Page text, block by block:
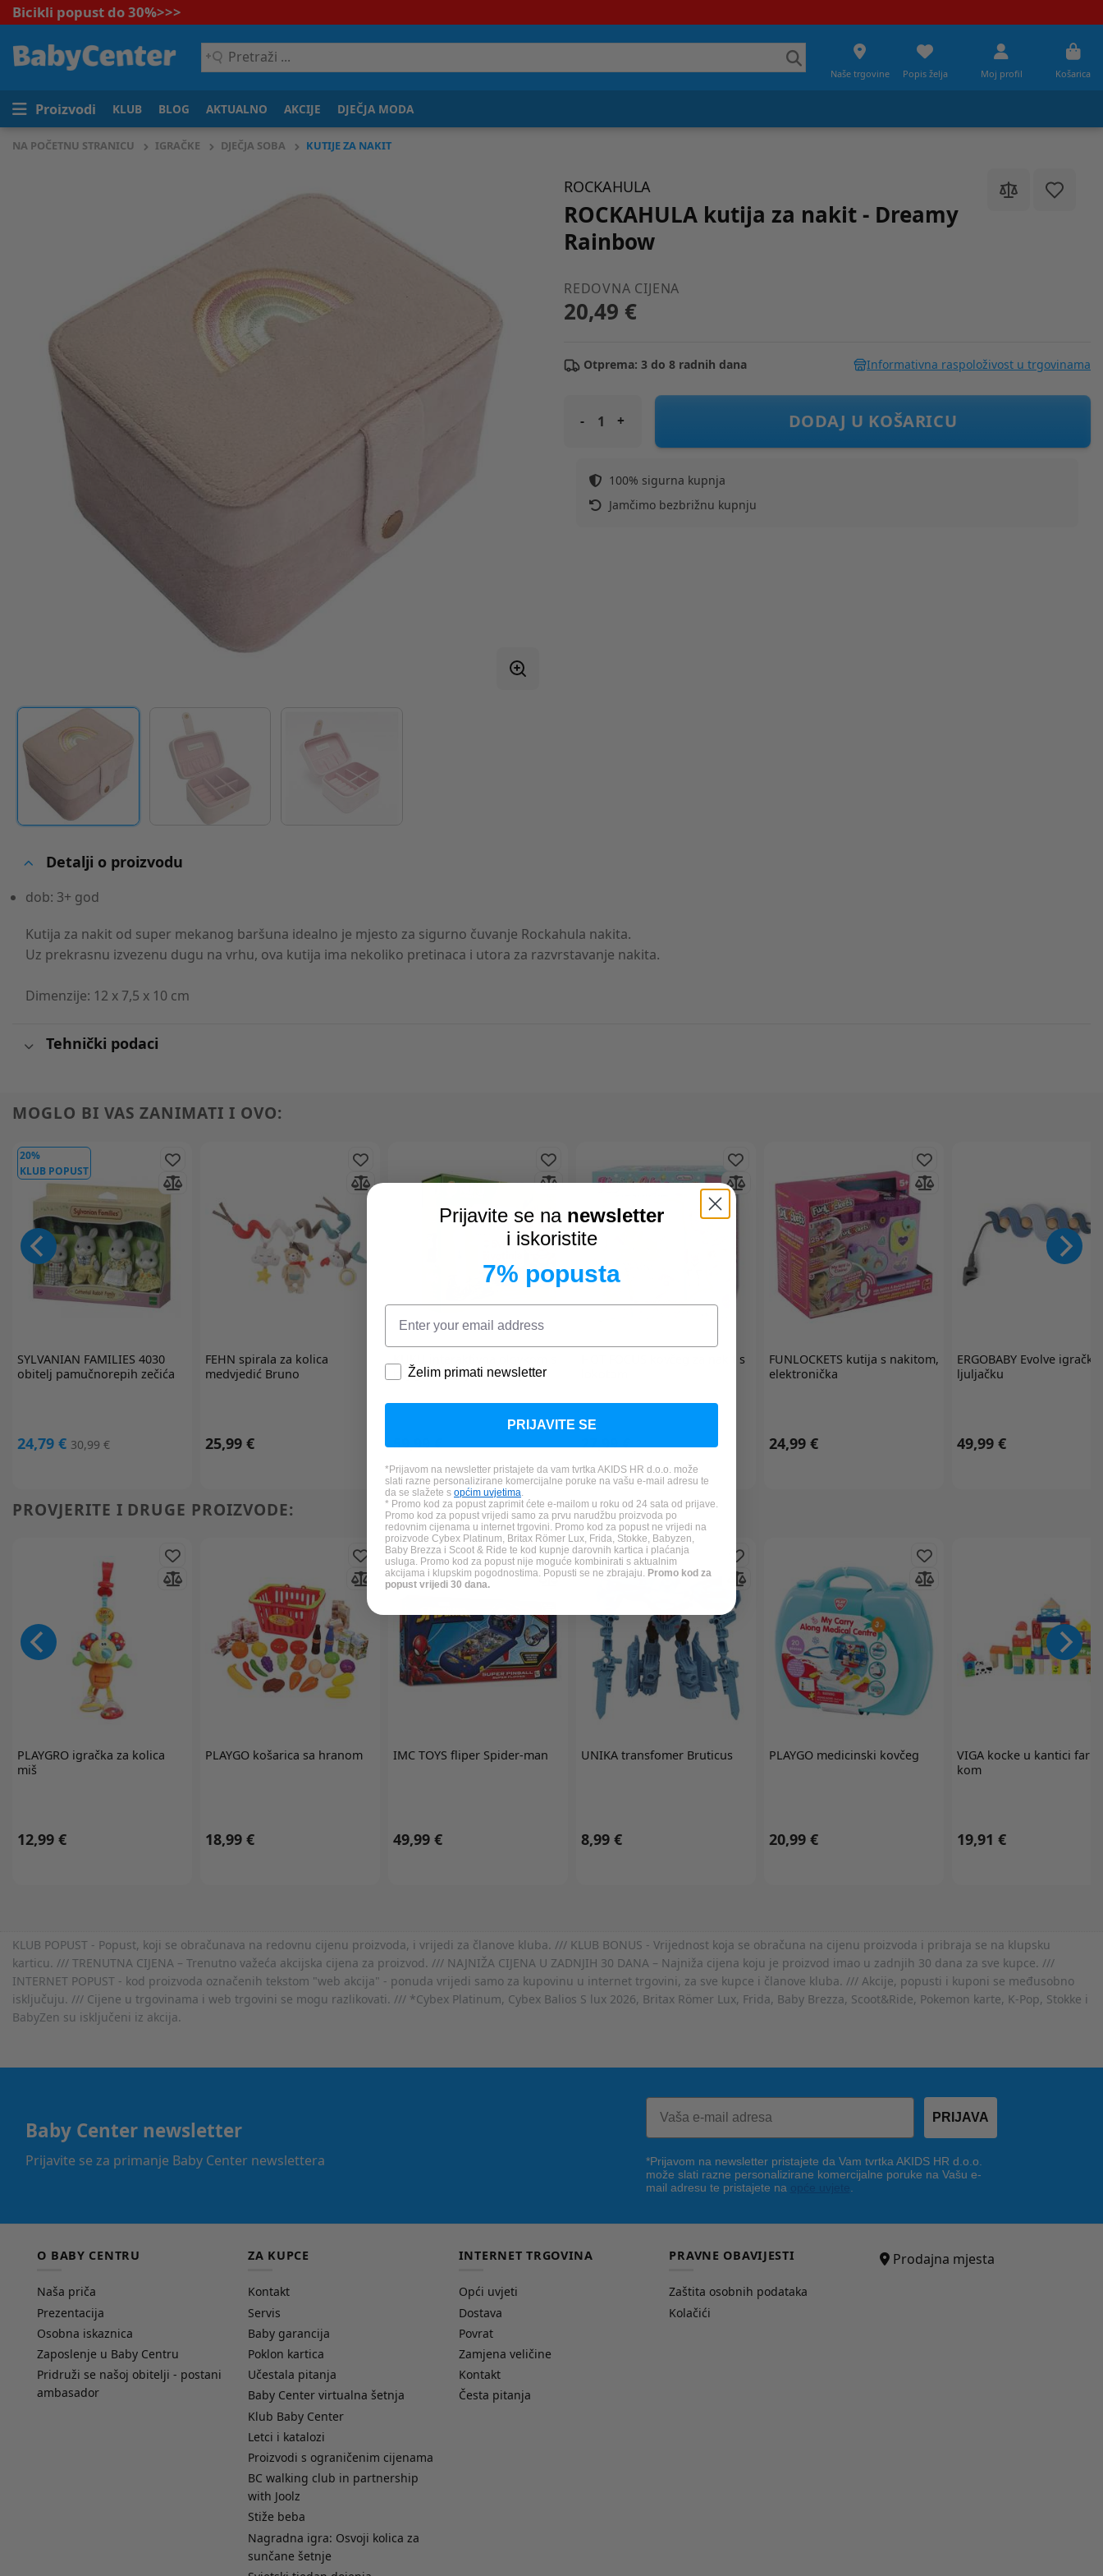
Bicikli popust do 30%>>>
Pretraži
...
Naše trgovine Popis želja Moj profil Košarica
Proizvodi KLUB BLOG AKTUALNO AKCIJE DJEČJA MODA
NA POČETNU STRANICU IGRAČKE DJEČJA SOBA KUTIJE ZA NAKIT
ROCKAHULA
ROCKAHULA kutija za nakit - Dreamy
Rainbow
REDOVNA CIJENA
20,49 €
Otprema: 3 do 8 radnih dana Informativna raspoloživost u trgovinama
ROCKAHULA kutija za nakit - Dreamy Rainbow
DODAJ U KOŠARICU
100% sigurna kupnja
Jamčimo bezbrižnu kupnju
Detalji o proizvodu
dob: 3+ god
Kutija za nakit od super mekanog baršuna idealno je mjesto za sigurno čuvanje Rockahula nakita.
Uz prekrasnu izvezenu dugu na vrhu, ova kutija ima nekoliko pretinaca i utora za razvrstavanje nakita.
Dimenzije: 12 x 7,5 x 10 cm
Tehnički podaci
MOGLO BI VAS ZANIMATI I OVO:
20%
KLUB POPUST
SYLVANIAN FAMILIES 4030
obitelj pamučnorepih zečića
24,79 € 30,99 €
FEHN spirala za kolica
medvjedić Bruno
25,99 €
knjigom - Svijet životinja
59,99 €
kovčeg za nakit s
27,99 €
FUNLOCKETS kutija s nakitom,
elektronička
24,99 €
ERGOBABY Evolve igračka
ljuljačku
49,99 €
PROVJERITE I DRUGE PROIZVODE:
PLAYGROigračka za kolica
miš
12,99 €
PLAYGO košarica sa hranom
18,99 €
IMC TOYS fliper Spider-man
49,99 €
UNIKA transfomer Bruticus
8,99 €
PLAYGOmedicinski kovčeg
20,99 €
VIGA kocke u kantici
kom
19,91 €
KLUB POPUST - Popust, koji se obračunava na redovnu cijenu proizvoda, i vrijedi za članove kluba. /// KLUB BONUS - Vrijednost koja se obračuna na cijenu proizvoda i pribraja se na klupsku
karticu. /// TRENUTNA CIJENA – Trenutno važeća akcijska cijena za proizvod. /// NAJNIŽA CIJENA U ZADNJIH 30 DANA – Najniža cijena koju je proizvod imao u zadnjih 30 dana za sve kupce. ///
INTERNET POPUST - kod proizvoda označenih tekstom "web akcija" - ponuda vrijedi samo za kupovinu u internet trgovini, za sve kupce i članove kluba. /// Akcije, popusti i kuponi se međusobno
isključuju. /// Cijene u trgovinama i web trgovini se mogu razlikovati. /// *Cybex Platinum, Cybex Balios S lux 2026, Britax Römer Lux, Frida, Baby Brezza, Scoot&Ride, Pokemon karte, K-Pop, Stokke i
BabyZen su isključeni iz akcija.
Baby Center newsletter
Prijavite se za primanje Baby Center newslettera
PRIJAVA
*Prijavom na newsletter pristajete da Vam tvrtka AKIDS HR d.o.o.
može slati razne personalizirane komercijalne poruke na Vašu e-
mail adresu te pristajete na
.
O BABY CENTRU
Naša priča
Prezentacija
Osobna iskaznica
Zaposlenje u Baby Centru
Pridruži se našoj obitelji - postani
ambasador
ZA KUPCE
Kontakt
Servis
Baby garancija
Poklon kartica
Učestala pitanja
Baby Center virtualna šetnja
Klub Baby Center
Letci i katalozi
Proizvodi s ograničenim cijenama
BC walking club in partnership
with Joolz
Stiže beba
Nagradna igra: Osvoji kolica za
sunčane šetnje
INTERNET TRGOVINA
Opći uvjeti
Dostava
Povrat
Zamjena veličine
Kontakt
Česta pitanja
PRAVNE OBAVIJESTI
Zaštita osobnih podataka
Kolačići
Prodajna mjesta
Prijavite se na newsletter
i iskoristite
7% popusta
Želim primati newsletter
PRIJAVITE SE
*Prijavom na newsletter pristajete da vam tvrtka AKIDS HR d.o.o. može
slati razne personalizirane komercijalne poruke na vašu e-mail adresu te
da se slažete s općim uvjetima.
* Promo kod za popust zaprimit ćete e-mailom u roku od 24 sata od prijave.
Promo kod za popust vrijedi samo za prvu narudžbu proizvoda po
redovnim cijenama u internet trgovini. Promo kod za popust ne vrijedi na
proizvode Cybex Platinum, Britax Römer Lux, Frida, Stokke, Babyzen,
Baby Brezza i Scoot & Ride te kod kupnje darovnih kartica i plaćanja
usluga. Promo kod za popust nije moguće kombinirati s aktualnim
akcijama i klupskim pogodnostima. Popusti se ne zbrajaju. Promo kod za
popust vrijedi 30 dana.